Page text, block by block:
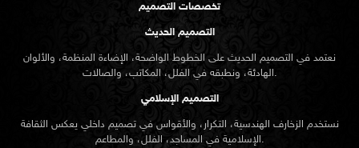
تخصصات التصميم
التصميم الحديث
نعتمد في التصميم الحديث على الخطوط الواضحة، الإضاءة المنظمة، والألوان
الهادئة، ونطبقه في الفلل، المكاتب، والصالات.
التصميم الإسلامي
نستخدم الزخارف الهندسية، التكرار، والأقواس في تصميم داخلي يعكس الثقافة
الإسلامية في المساجد، الفلل، والمطاعم.